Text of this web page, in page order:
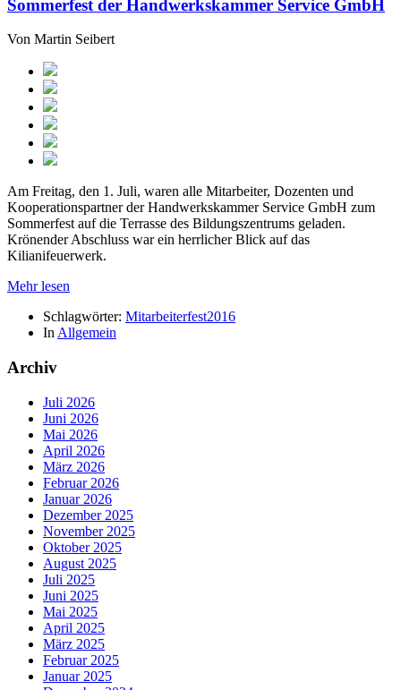
Sommerfest der Handwerkskammer Service GmbH
Von Martin Seibert
Am Freitag, den 1. Juli, waren alle Mitarbeiter, Dozenten und
Kooperationspartner der Handwerkskammer Service GmbH zum
Sommerfest auf die Terrasse des Bildungszentrums geladen.
Krönender Abschluss war ein herrlicher Blick auf das
Kilianifeuerwerk.
Mehr lesen
Schlagwörter: Mitarbeiterfest2016
In Allgemein
Archiv
Juli 2026
Juni 2026
Mai 2026
April 2026
März 2026
Februar 2026
Januar 2026
Dezember 2025
November 2025
Oktober 2025
August 2025
Juli 2025
Juni 2025
Mai 2025
April 2025
März 2025
Februar 2025
Januar 2025